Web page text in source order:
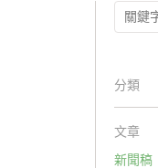
分類
文章
新聞稿